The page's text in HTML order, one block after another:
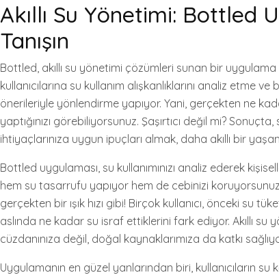
Akıllı Su Yönetimi: Bottled
Tanışın
Bottled, akıllı su yönetimi çözümleri sunan bir uygulama
kullanıcılarına su kullanım alışkanlıklarını analiz etme
önerileriyle yönlendirme yapıyor. Yani, gerçekten ne
yaptığınızı görebiliyorsunuz. Şaşırtıcı değil mi? Sonuçta,
ihtiyaçlarınıza uygun ipuçları almak, daha akıllı bir
Bottled uygulaması, su kullanımınızı analiz ederek
hem su tasarrufu yapıyor hem de cebinizi
gerçekten bir ışık hızı gibi! Birçok kullanıcı, önceki su
aslında ne kadar su israf ettiklerini fark ediyor. Akıllı
cüzdanınıza değil, doğal kaynaklarımıza da katkı
Uygulamanın en güzel yanlarından biri, kullanıcıların su